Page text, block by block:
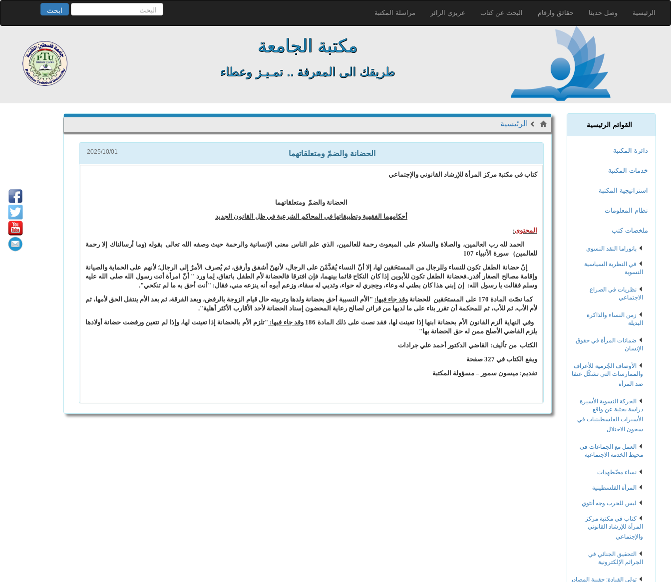
مراسلة المكتبة عزيزي الزائر البحث عن كتاب حقائق وارقام وصل حديثا الرئيسية ابحث
مكتبة الجامعة
طريقك الى المعرفة .. تمـيـز وعطاء
القوائم الرئيسية
دائرة المكتبة
خدمات المكتبة
استراتيجية المكتبة
نظام المعلومات
ملخصات كتب
بانوراما النقد النسوي
في النظرية السياسية
النسوية
نظريات في الصراع
الاجتماعي
زمن النساء والذاكرة
البديلة
ضمانات المرأة في حقوق
الإنسان
الأوصاف الجُرمية للأعراف
والممارسات التي تشكّل عنفا
ضد المرأة
الحركة النسوية الأسيرة
دراسة بحثية عن واقع
الأسيرات الفلسطينيات في
سجون الاحتلال
العمل مع الجماعات في
محيط الخدمة الاجتماعية
نساء مضّطهدات
المرأة الفلسطينية
ليس للحرب وجه أنثوي
كتاب في مكتبة مركز
المرأة للإرشاد القانوني
والإجتماعي
التحقيق الجنائي في
الجرائم الإلكترونية
تولي القيادة: حقيبة المصادر
الحضانة والضمّ ومتعلقاتهما 2025/10/01
كتاب في مكتبة مركز المرأة للإرشاد القانوني والإجتماعي
الحضانة والضمّ ومتعلقاتهما
أحكامهما الفقهية وتطبيقاتها في المحاكم الشرعية في ظل القانون الجديد
المحتوى:
الحمد لله رب العالمين، والصلاة والسلام على المبعوث رحمة للعالمين، الذي علم الناس معنى الإنسانية والرحمة حيث وصفه الله تعالى بقوله (وما أرسالناك إلا رحمة
للعالمين) سورة الأنبياء 107
إنّ حضانة الطفل تكون للنساء وللرجال من المستحَقين لها، إلا أنّ النساء يُقدَّمْنَ على الرجال، لأنهنّ أشفق وأرفق، ثم يُصرف الأمرُ إلى الرجال؛ لأنهم على الحماية والصيانة
وإقامة مصالح الصغار أقدر..فحضانة الطفل تكون للأبوين إذا كان النكاح قائما بينهما، فإن افترقا فالحضانة لأم الطفل باتفاق، لِما ورد " أنّ امرأة أتت رسول الله صلى الله عليه
وسلم فقالت يا رسول الله: إن إبني هذا كان بطني له وعاء، وحِجري له حواء، وثديي له سقاء، وزعم أبوه أنه ينزعه مني، فقال: "أنت أحق به ما لم تنكحي".
كما نصّت المادة 170 على المستحَقين للحضانة
وقد جاء فيها: "الأم النسبية أحق بحضانة ولدها وتربيته حال قيام الزوجة بالرفض، وبعد الفرقة، ثم بعد الأم ينتقل الحق لأمها، ثم
لأم الأب، ثم للأب، ثم للمحكمة أن تقرر بناء على ما لديها من قرائن لصالح رعاية المحضون إسناد الحضانة لأحد الأقارب الأكثر أهلية".
وفي النهاية ألزم القانون الأم بحضانة ابنها إذا تعينت لها، فقد نصت على ذلك المادة 186
وقد جاء فيها: "تلزم الأم بالحضانة إذا تعينت لها، وإذا لم تتعين ورفضت حضانة أولادها
يلزم القاضي الأصلح ممن له حق الحضانة بها"
الكتاب من تأليف: القاضي الدكتور أحمد علي جرادات
ويقع الكتاب في 327 صفحة
تقديم: ميسون سمور – مسؤولة المكتبة